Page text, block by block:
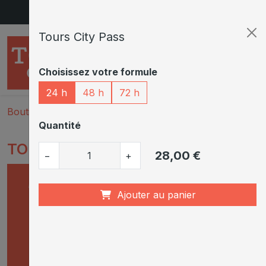
Boutique
TOURS CITY PASS
Tours City Pass
Choisissez votre formule
24 h
48 h 72 h
Quantité
− + 28,00 €
Ajouter au panier